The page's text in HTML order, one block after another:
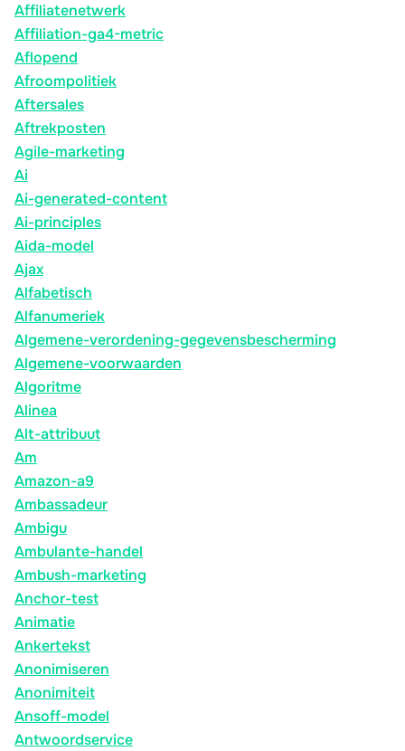
Affiliatenetwerk
Affiliation-ga4-metric
Aflopend
Afroompolitiek
Aftersales
Aftrekposten
Agile-marketing
Ai
Ai-generated-content
Ai-principles
Aida-model
Ajax
Alfabetisch
Alfanumeriek
Algemene-verordening-gegevensbescherming
Algemene-voorwaarden
Algoritme
Alinea
Alt-attribuut
Am
Amazon-a9
Ambassadeur
Ambigu
Ambulante-handel
Ambush-marketing
Anchor-test
Animatie
Ankertekst
Anonimiseren
Anonimiteit
Ansoff-model
Antwoordservice